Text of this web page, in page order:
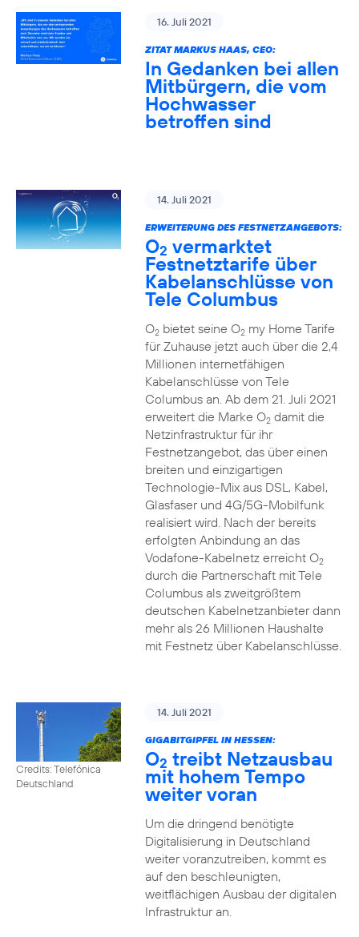
16. Juli 2021
ZITAT MARKUS HAAS, CEO:
In Gedanken bei allen
Mitbürgern, die vom
Hochwasser
betroffen sind
14. Juli 2021
ERWEITERUNG DES FESTNETZANGEBOTS:
O2 vermarktet
Festnetztarife über
Kabelanschlüsse von
Tele Columbus
O2bietet seine O2my Home Tarife
für Zuhause jetzt auch über die 2,4
Millionen internetfähigen
Kabelanschlüsse von Tele
Columbus an. Ab dem 21. Juli 2021
erweitert die Marke O2damit die
Netzinfrastruktur für ihr
Festnetzangebot, das über einen
breiten und einzigartigen
Technologie-Mix aus DSL, Kabel,
Glasfaser und 4G/5G-Mobilfunk
realisiert wird. Nach der bereits
erfolgten Anbindung an das
Vodafone-Kabelnetz erreicht O2
durch die Partnerschaft mit Tele
Columbus als zweitgrößtem
deutschen Kabelnetzanbieter dann
mehr als 26 Millionen Haushalte
mit Festnetz über Kabelanschlüsse.
Credits: Telefónica
Deutschland
14. Juli 2021
GIGABITGIPFEL IN HESSEN:
O2 treibt Netzausbau
mit hohem Tempo
weiter voran
Um die dringend benötigte
Digitalisierung in Deutschland
weiter voranzutreiben, kommt es
auf den beschleunigten,
weitflächigen Ausbau der digitalen
Infrastruktur an.